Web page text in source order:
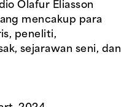
Olafur Eliasson
mencakup para
peneliti,
sejarawan seni, dan